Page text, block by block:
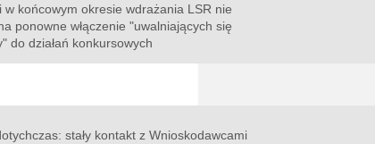
w końcowym okresie wdrażania LSR nie
ponowne włączenie "uwalniających się
do działań konkursowych
stały kontakt z Wnioskodawcami